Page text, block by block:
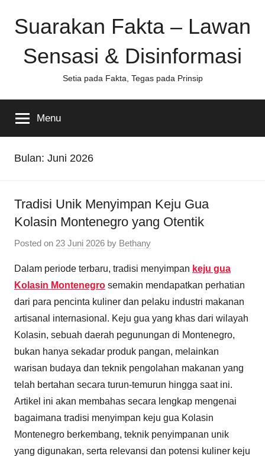
Suarakan Fakta – Lawan
Sensasi & Disinformasi
Setia pada Fakta, Tegas pada Prinsip
Menu
Bulan: Juni 2026
Tradisi Unik Menyimpan Keju Gua
Kolasin Montenegro yang Otentik
Posted on 23 Juni 2026 by Bethany
Dalam periode terbaru, tradisi menyimpan keju gua
Kolasin Montenegro semakin mendapatkan perhatian
dari para pencinta kuliner dan pelaku industri makanan
artisanal internasional. Keju gua yang khas dari wilayah
Kolasin, sebuah daerah pegunungan di Montenegro,
bukan hanya sekadar produk pangan, melainkan
warisan budaya dan teknik pengolahan makanan yang
telah bertahan secara turun-temurun hingga saat ini.
Artikel ini akan membahas secara lengkap mengenai
bagaimana tradisi menyimpan keju gua Kolasin
Montenegro berkembang, teknik penyimpanan unik
yang digunakan, serta relevansi dan potensi kuliner keju